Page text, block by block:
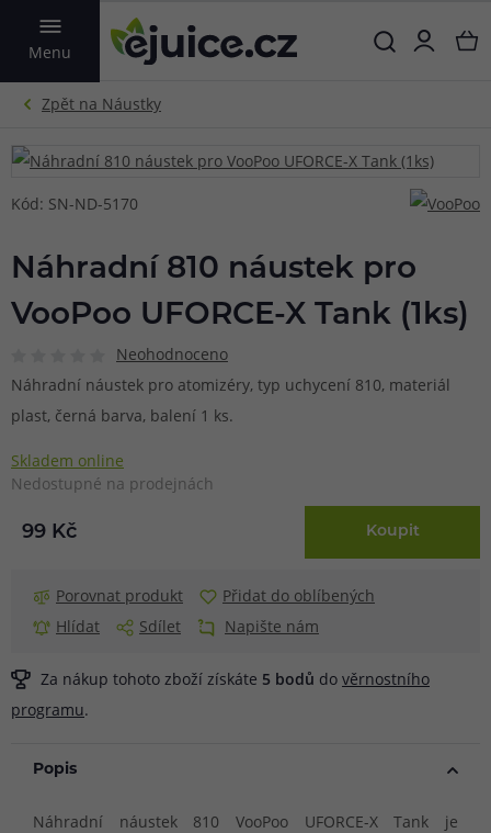
Menu
VYHLEDAT
Kód: SN-ND-5170
Náhradní 810 náustek pro
VooPoo UFORCE-X Tank (1ks)
Neohodnoceno
Náhradní náustek pro atomizéry, typ uchycení 810, materiál
plast, černá barva, balení 1 ks.
Skladem online
Nedostupné na prodejnách
99 Kč Koupit
Porovnat produkt
Přidat do oblíbených
Hlídat
Sdílet Napište nám
Za nákup tohoto zboží získáte 5 bodů do věrnostního
programu.
Popis
Náhradní náustek 810 VooPoo UFORCE-X Tank je